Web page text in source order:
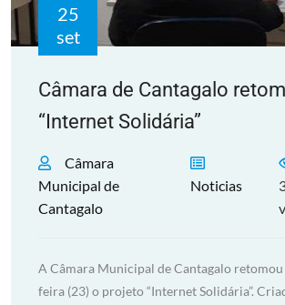
25
set
Câmara de Cantagalo
“Internet Solidária”
Câmara
Municipal de
Cantagalo
Noticias
A Câmara Municipal de Cantagalo retomou
feira (23) o projeto “Internet Solidária”.